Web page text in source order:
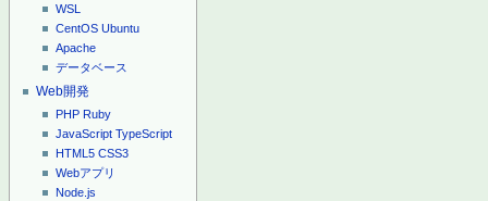
WSL
CentOS Ubuntu
Apache
データベース
Web開発
PHP Ruby
JavaScript TypeScript
HTML5 CSS3
Webアプリ
Node.js